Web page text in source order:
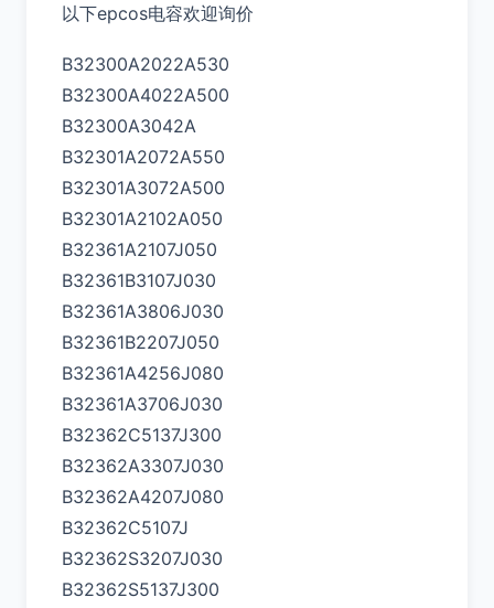
以下epcos电容欢迎询价
B32300A2022A530
B32300A4022A500
B32300A3042A
B32301A2072A550
B32301A3072A500
B32301A2102A050
B32361A2107J050
B32361B3107J030
B32361A3806J030
B32361B2207J050
B32361A4256J080
B32361A3706J030
B32362C5137J300
B32362A3307J030
B32362A4207J080
B32362C5107J
B32362S3207J030
B32362S5137J300